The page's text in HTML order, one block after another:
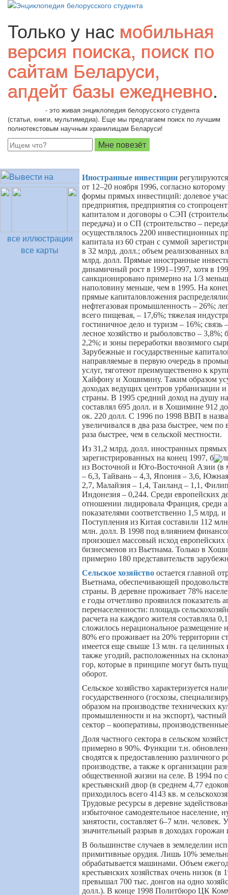
Только у нас мобильная
версия поиска, поиск по
сайтам Беларуси,
апдейт базы ежедневно.
- это живая энциклопедия белорусского студента
(статьи, книги, мультимедиа). Еще мы предлагаем поиск по лучшим
полнотекстовым научным хранилищам Беларуси!
все иллюстрации
все карты
Иностранные инвестиции
от 12–20 ноября 1996, согласно
формы прямых инвестиций: долевое
предприятия, предприятия со
капиталом и договоры о СЭП
передача) и о СП (строительство –
осуществлялось 2200 инвестиционных
капитала из 60 стран с суммой
в 32 млрд. долл.; объем реализованных
млрд. долл. Прямые иностранные
динамичный рост в 1991–1997, хотя в
санкционировано примерно на 1/3
наполовину меньше, чем в 1995. На
прямые капиталовложения
нефтегазовая промышленность – 26%;
всего пищевая, – 17,6%; тяжелая
гостиничное дело и туризм – 16%; связь
лесное хозяйство и рыболовство – 3,8%;
2,2%; и зоны переработки ввозимого
Зарубежные и государственные
направляемые в первую очередь в
услуг, тяготеют преимущественно к
Хайфону и Хошимину. Таким образом
доходах ведущих центров урбанизации и
страны. В 1995 средний доход на душу
составлял 695 долл. и в Хошимине 912
ок. 220 долл. С 1996 по 1998 ВВП в
увеличивался в два раза быстрее, чем по
раза быстрее, чем в сельской местности.
Из 31,2 млрд. долл. иностранных
зарегистрированных на конец 1997, б
из Восточной и Юго-Восточной Азии (в
– 6,3, Тайвань – 4,3, Япония – 3,6,
2,7, Малайзия – 1,4, Таиланд – 1,1,
Индонезия – 0,244. Среди европейских
отношении лидировала Франция, среди
показателями соответственно 1,5 млрд.
Поступления из Китая составили 112
млн. долл. В 1998 под влиянием
произошел массовый исход европейских
бизнесменов из Вьетнама. Только в
примерно 180 представительств
Сельское хозяйство остается главной
Вьетнама, обеспечивающей
страны. В деревне проживает 78%
е годы отчетливо проявился показатель
перенаселенности: площадь
расчета на каждого жителя составляла
сложилось нерациональное размещение
80% его проживает на 20% территории
имеется еще свыше 13 млн. га целинных
также угодий, расположенных на
гор, которые в принципе могут быть
оборот.
Сельское хозяйство характеризуется
государственного (госхозы,
образом на производстве технических
промышленности и на экспорт),
сектор – кооперативы,
Доля частного сектора в сельском
примерно в 90%. Функции т.н.
сводятся к предоставлению различного
производстве, а также к организации
общественной жизни на селе. В 1994 по
крестьянский двор (в среднем 4,77
приходилось всего 4143 кв. м
Трудовые ресурсы в деревне
избыточное самодеятельное население,
занятости, составляет 6–7 млн. человек.
значительный разрыв в доходах горожан
В большинстве случаев в земледелии
примитивные орудия. Лишь 10%
обрабатывается машинами. Объем
крестьянских хозяйствах очень низок (в
превышал 700 тыс. донгов на одно
долл.). В конце 1998 Политбюро ЦК